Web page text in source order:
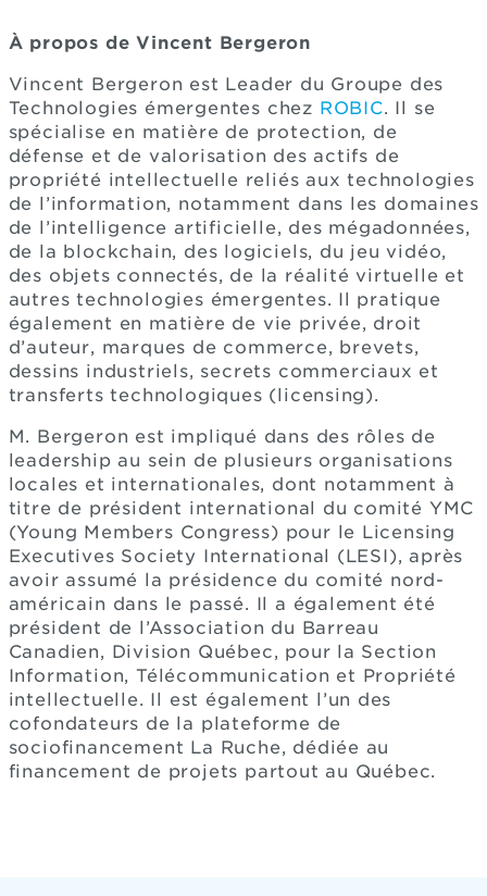
À propos de Vincent Bergeron
Vincent Bergeron est Leader du Groupe des
Technologies émergentes chez ROBIC. Il se
spécialise en matière de protection, de
défense et de valorisation des actifs de
propriété intellectuelle reliés aux technologies
de l’information, notamment dans les domaines
de l’intelligence artificielle, des mégadonnées,
de la blockchain, des logiciels, du jeu vidéo,
des objets connectés, de la réalité virtuelle et
autres technologies émergentes. Il pratique
également en matière de vie privée, droit
d’auteur, marques de commerce, brevets,
dessins industriels, secrets commerciaux et
transferts technologiques (licensing).
M. Bergeron est impliqué dans des rôles de
leadership au sein de plusieurs organisations
locales et internationales, dont notamment à
titre de président international du comité YMC
(Young Members Congress) pour le Licensing
Executives Society International (LESI), après
avoir assumé la présidence du comité nord-
américain dans le passé. Il a également été
président de l’Association du Barreau
Canadien, Division Québec, pour la Section
Information, Télécommunication et Propriété
intellectuelle. Il est également l’un des
cofondateurs de la plateforme de
sociofinancement La Ruche, dédiée au
financement de projets partout au Québec.